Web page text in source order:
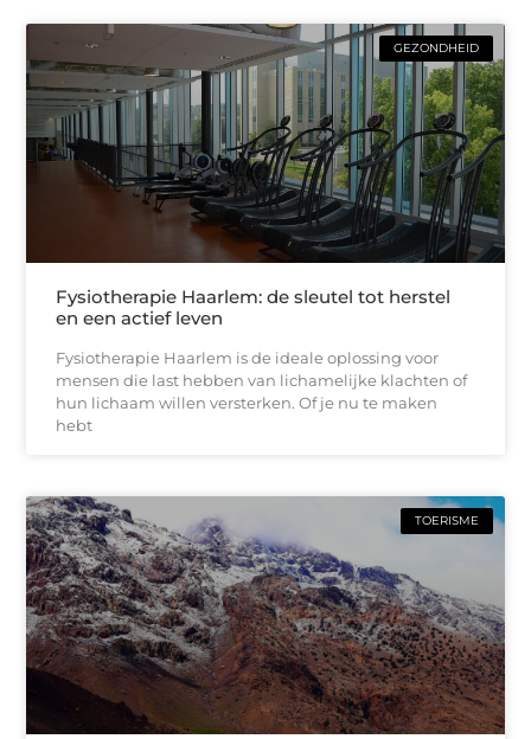
GEZONDHEID
Fysiotherapie Haarlem: de sleutel tot herstel
en een actief leven
Fysiotherapie Haarlem is de ideale oplossing voor
mensen die last hebben van lichamelijke klachten of
hun lichaam willen versterken. Of je nu te maken
hebt
TOERISME